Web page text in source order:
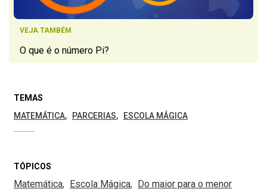
VEJA TAMBÉM
O que é o número Pi?
TEMAS
MATEMÁTICA
PARCERIAS ESCOLA MÁGICA
TÓPICOS
Matemática Escola Mágica Do maior para o menor